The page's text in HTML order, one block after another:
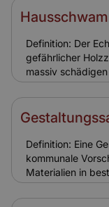
steuerliche
solide
fachgerecht
dies eine
realistische
Definition: Der
gefährlicher
massiv
gefährdet. Der
verursacht hohe
Versicherung:
meist nicht
hier selbst
Definition: Eine
kommunale
Materialien in
Hintergrund: In
dient sie dazu,